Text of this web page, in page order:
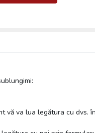
va lua legătura cu dvs.